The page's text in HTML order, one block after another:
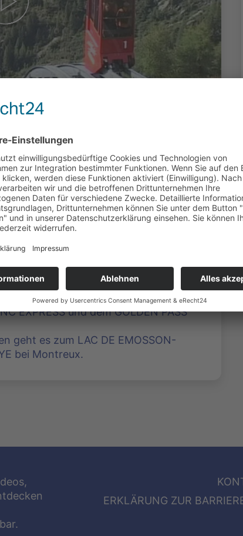
Teil 2
von Ferdinand Klös, Hofheim |
Lausanne. Wir fahren mit der
EXPRESS und dem GOLDEN PASS
geht es zum LAC DE EMOSSON-
bei Montreux.
ERKLÄRUNG ZUR